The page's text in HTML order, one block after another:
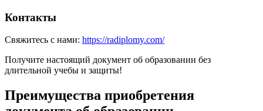
Контакты
Свяжитесь с нами: https://radiplomy.com/
Получите настоящий документ об образовании без
длительной учебы и защиты!
Преимущества приобретения